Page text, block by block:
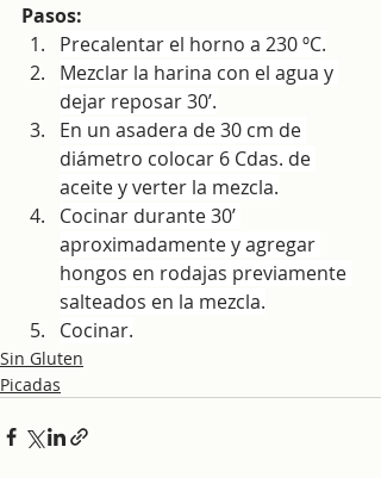
Pasos:
Precalentar el horno a 230 ºC.
Mezclar la harina con el agua y
dejar reposar 30’.
En un asadera de 30 cm de
diámetro colocar 6 Cdas. de
aceite y verter la mezcla.
Cocinar durante 30’
aproximadamente y agregar
hongos en rodajas previamente
salteados en la mezcla.
Cocinar.
Sin Gluten
Picadas